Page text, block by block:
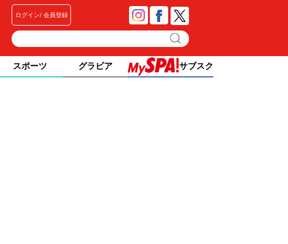
ログイン 会員登録
スポーツ グラビア サブスク